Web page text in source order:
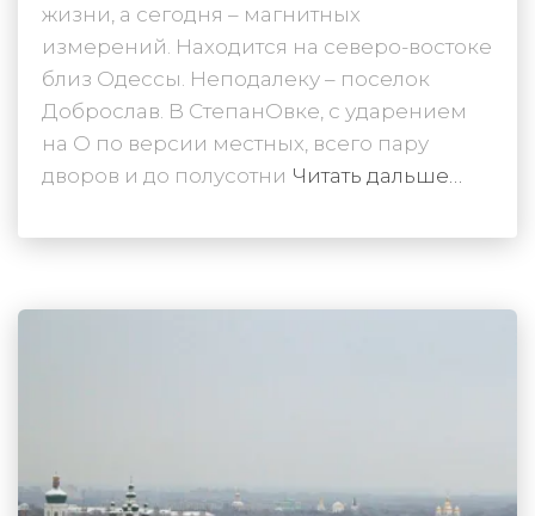
жизни, а сегодня – магнитных
измерений. Находится на северо-востоке
близ Одессы. Неподалеку – поселок
Доброслав. В СтепанОвке, с ударением
на О по версии местных, всего пару
дворов и до полусотни Читать дальше…